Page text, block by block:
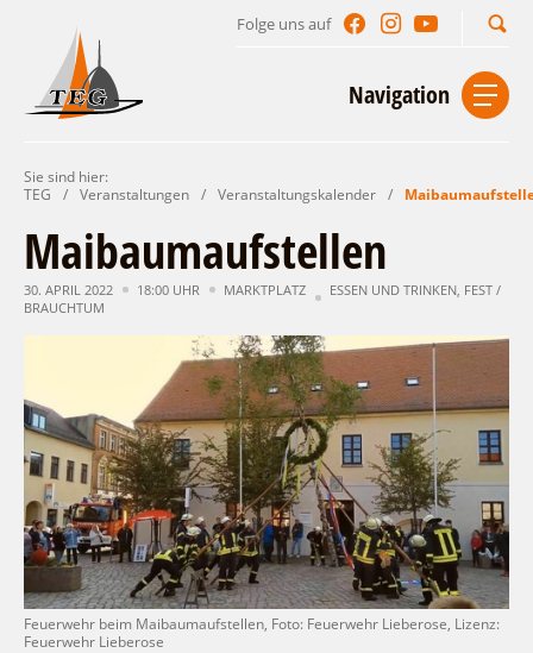
Folge uns auf
Navigation
Start Kontakt
Urlaub im Leichhardt Land
Reisegebiet
Freizeit und Erholung
Auf & im Wasser
Per Rad
Zu Fuß
Aktiverlebnisse
Einkaufen
Sehenswertes
Naturlehrpfad Ludwig Leichhardt
Buchbare Angebote
Individuell
Gruppen
Touristinformationen
Fremdenverkehrsvereine
Ludwig Leichhardt
Kahnfahrten
Unterkünfte finden
Gastgeberverzeichnis
Gastronomie
Ferienhaus- und Campingpark „Ludwig
Leichhardt“
Spreewälder Seecamping
Campingplatz am Mochowsee
Campingplatz Jessern
Veranstaltungen
Veranstaltungskalender
Veranstaltungshöhepunkte
Wirtschaftsförderung
Regionalentwicklung
Service
Sie sind hier:
TEG
/ Veranstaltungen / Veranstaltungskalender /
Maibaumaufstellen
30. APRIL 2022 18:00 UHR MARKTPLATZ ESSEN UND TRINKEN, FEST /
BRAUCHTUM
Feuerwehr beim Maibaumaufstellen, Foto: Feuerwehr Lieberose, Lizenz:
Feuerwehr Lieberose